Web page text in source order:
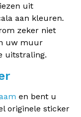
uit
aan kleuren.
zeker niet
uw muur
uitstraling.
en bent u
originele sticker